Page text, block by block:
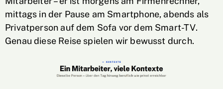
mittags in der Pause am Smartphone, abends als
Privatperson auf dem Sofa vor dem Smart-TV.
Genau diese Reise spielen wir bewusst durch.